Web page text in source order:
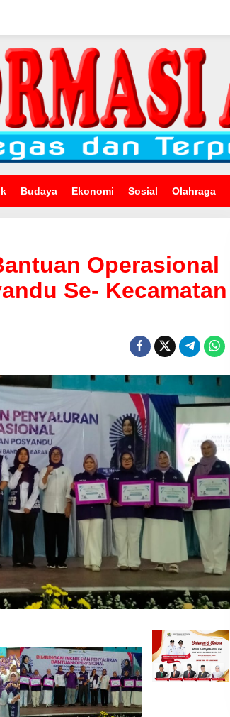
Budaya Ekonomi Sosial Olahraga
Operasional
Se- Kecamatan